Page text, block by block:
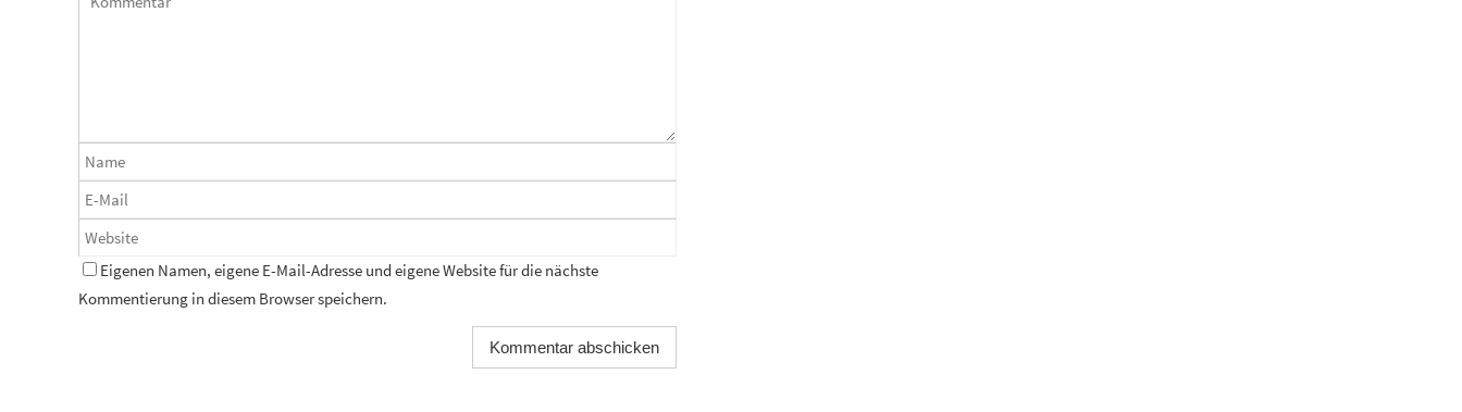
Eigenen Namen, eigene E-Mail-Adresse und eigene Website für die nächste
Kommentierung in diesem Browser speichern.